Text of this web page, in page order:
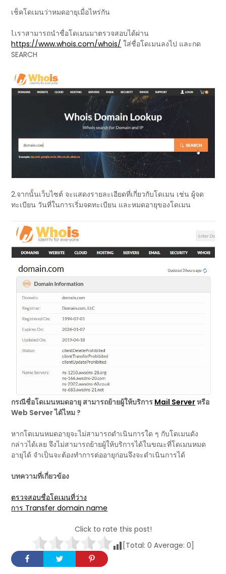
เช็คโดเมนว่าหมดอายุเมื่อไหร่กัน
1.เราสามารถนำชื่อโดเมนมาตรวจสอบได้ผ่าน
https://www.whois.com/whois/ ใส่ชื่อโดเมนลงไป และกด
SEARCH
2.จากนั้นเว็บไซต์ จะแสดงรายละเอียดที่เกี่ยวกับโดเมน เช่น ผู้จด
ทะเบียน วันที่ในการเริ่มจดทะเบียน และหมดอายุของโดเมน
กรณีชื่อโดเมนหมดอายุ สามารถย้ายผู้ให้บริการ Mail Serverหรือ
Web Server ได้ไหม ?
หากโดเมนหมดอายุจะไม่สามารถดำเนินการใด ๆ กับโดเมนดัง
กล่าวได้เลย จึงไม่สามารถย้ายผู้ให้บริการได้ในขณะที่โดเมนหมด
อายุได้ จำเป็นจะต้องทำการต่ออายุก่อนจึงจะดำเนินการได้
บทความที่เกี่ยวข้อง
ตรวจสอบชื่อโดเมนที่ว่าง
การ Transfer domain name
Click to rate this post!
[Total: 0 Average: 0]